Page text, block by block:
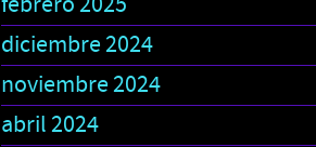
diciembre 2024
noviembre 2024
abril 2024